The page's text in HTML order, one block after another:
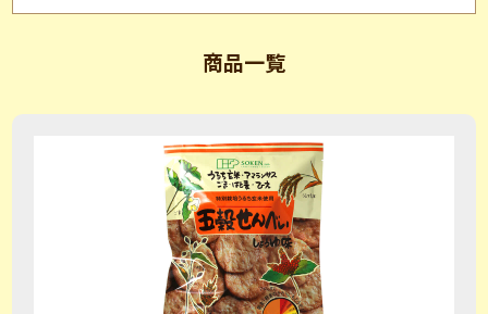
商品一覧